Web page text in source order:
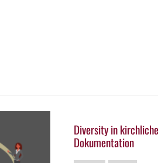
Diversity in
Dokumentation